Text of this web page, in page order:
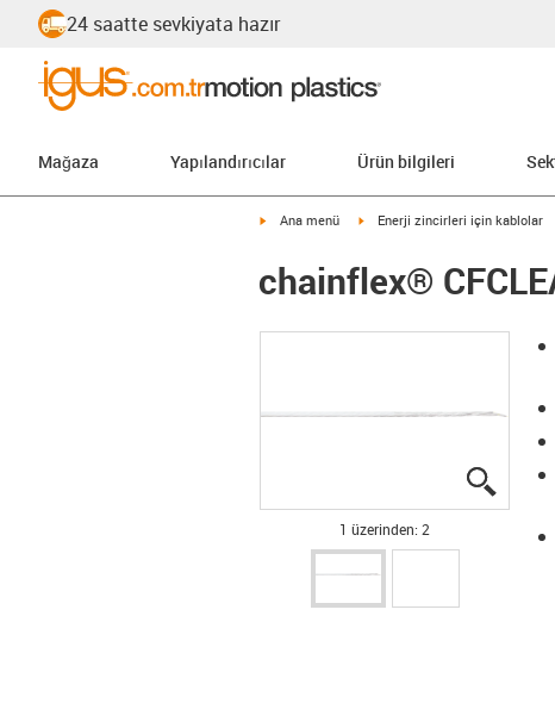
24 saatte sevkiyata hazır
Mağaza Yapılandırıcılar Ürün bilgileri
igus-icon-arrow-right
Ana menü igus-icon-arrow-right
Enerji zincirleri için kablolar
chainflex®
igus-
igus-
1 üzerinden: 2